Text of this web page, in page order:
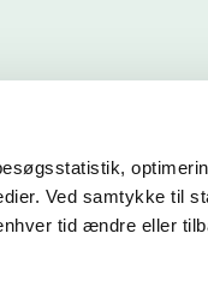
Ved samtykke til
tid ændre eller
på virksomhedens